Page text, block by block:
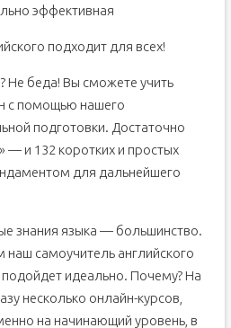
эффективная
подходит для всех!
Не беда! Вы сможете учить
с помощью нашего
подготовки. Достаточно
— и 132 коротких и простых
для дальнейшего
знания языка — большинство.
самоучитель английского
идеально. Почему? На
несколько онлайн-курсов,
на начинающий уровень, в